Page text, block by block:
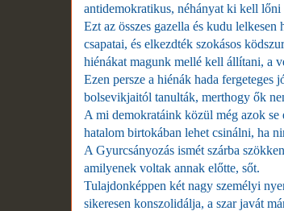
antidemokratikus, néhányat ki kell
Ezt az összes gazella és kudu
csapatai, és elkezdték szokásos
hiénákat magunk mellé kell állítani, a
Ezen persze a hiénák hada
bolsevikjaitól tanulták, merthogy ők
A mi demokratáink közül még azok se
hatalom birtokában lehet csinálni, ha
A Gyurcsányozás ismét szárba
amilyenek voltak annak előtte, sőt.
Tulajdonképpen két nagy személyi
sikeresen konszolidálja, a szar javát